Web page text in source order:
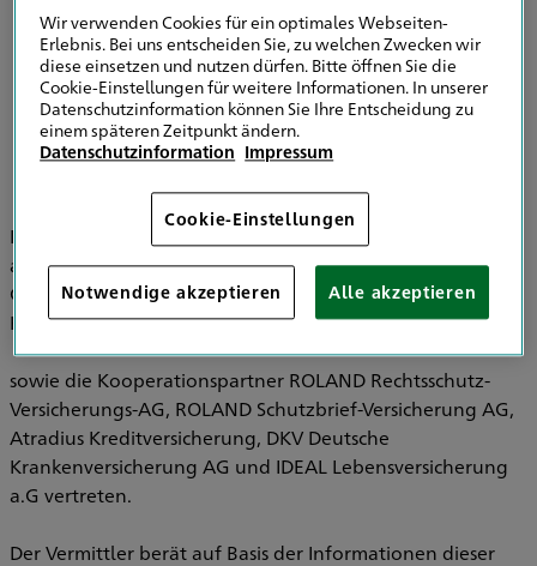
Informationen zu Strategien zur
Einbeziehung von Nachhaltigkeitsrisiken in
der Versicherungsberatung
Im Bereich der Versicherungsvermittlung werden
ausschließlich die HDI Versicherung AG, HDI Global SE, HDI
Global Specialty SE, HDI Lebensversicherung AG, HDI
Pensionsfonds AG, HDI Pensionskasse AG
sowie die Kooperationspartner ROLAND Rechtsschutz-
Versicherungs-AG, ROLAND Schutzbrief-Versicherung AG,
Atradius Kreditversicherung, DKV Deutsche
Krankenversicherung AG und IDEAL Lebensversicherung
a.G vertreten.
Der Vermittler berät auf Basis der Informationen dieser
Wir verwenden Cookies für ein optimales Webseiten-
Erlebnis. Bei uns entscheiden Sie, zu welchen Zwecken wir
diese einsetzen und nutzen dürfen. Bitte öffnen Sie die
Cookie-Einstellungen für weitere Informationen. In unserer
Datenschutzinformation können Sie Ihre Entscheidung zu
einem späteren Zeitpunkt ändern.
Datenschutzinformation Impressum
Cookie-Einstellungen
Notwendige akzeptieren Alle akzeptieren